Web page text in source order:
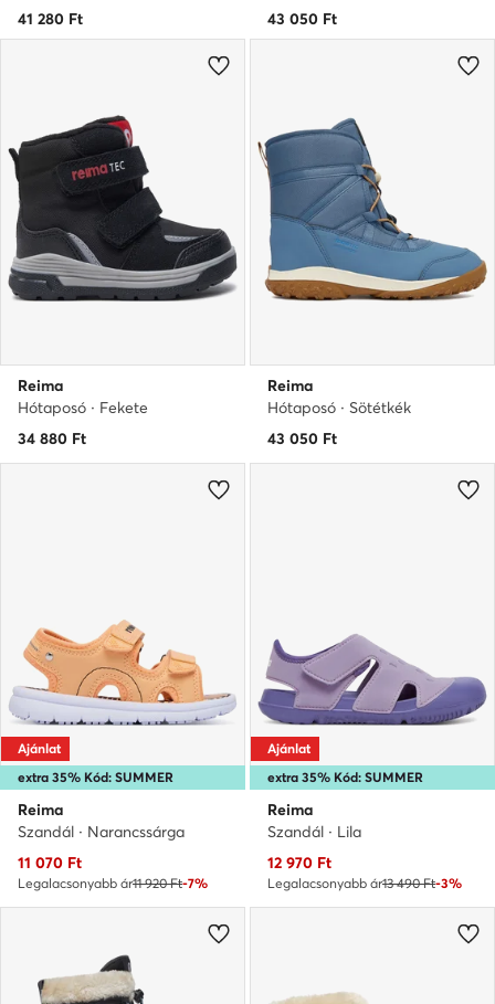
41 280 Ft
43 050 Ft
Reima
Hótaposó · Fekete
34 880 Ft
Reima
Hótaposó · Sötétkék
43 050 Ft
extra 35% Kód: SUMMER
Ajánlat
Reima
Szandál · Narancssárga
Aktuális ár
11 070 Ft
Legalacsonyabb ár11 920 Ft-7%
extra 35% Kód: SUMMER
Ajánlat
Reima
Szandál · Lila
Aktuális ár
12 970 Ft
Legalacsonyabb ár13 490 Ft-3%